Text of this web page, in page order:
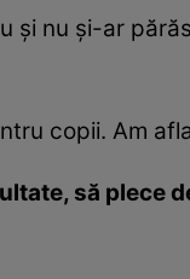
şi nu şi-ar
copii. Am
să plece